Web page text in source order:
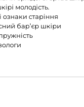
молодість.
старіння
бар’єр шкіри